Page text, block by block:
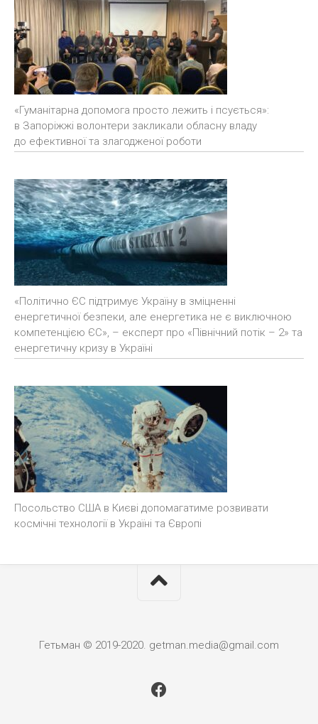
«Гуманітарна допомога просто лежить і псується»:
в Запоріжжі волонтери закликали обласну владу
до ефективної та злагодженої роботи
«Політично ЄС підтримує Україну в зміцненні
енергетичної безпеки, але енергетика не є виключною
компетенцією ЄС», – експерт про «Північний потік – 2» та
енергетичну кризу в Україні
Посольство США в Києві допомагатиме розвивати
космічні технології в Україні та Європі
Гетьман © 2019-2020. getman.media@gmail.com